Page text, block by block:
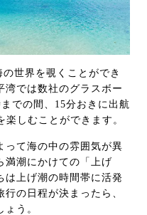
世界を覗くことができ
湾では数社のグラスボー
での間、15分おきに出航
楽しむことができます。
って海の中の雰囲気が異
満潮にかけての「上げ
は上げ潮の時間帯に活発
の日程が決まったら、
う。